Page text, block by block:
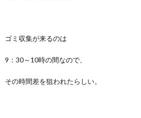
ゴミ収集が来るのは
9：30～10時の間なので、
その時間差を狙われたらしい。